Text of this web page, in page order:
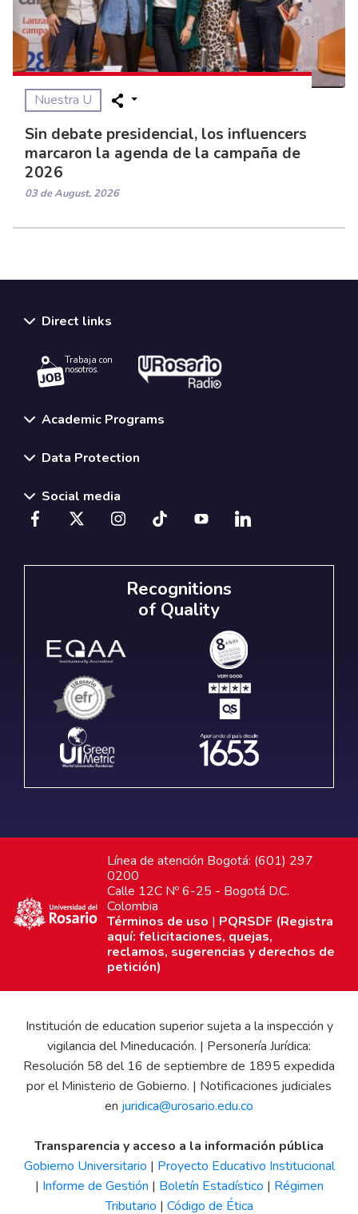
Nuestra U
Sin debate presidencial, los influencers
marcaron la agenda de la campaña de
2026
03 de August, 2026
Direct links
Trabaja con
nosotros.
Academic Programs
Data Protection
Social media
Recognitions
of Quality
Línea de atención Bogotá: (601) 297
0200
Calle 12C Nº 6-25 - Bogotá D.C.
Colombia
Términos de uso | PQRSDF (Registra
aquí: felicitaciones, quejas,
reclamos, sugerencias y derechos de
petición)
Institución de education superior sujeta a la inspección y
vigilancia del Mineducación. | Personería Jurídica:
Resolución 58 del 16 de septiembre de 1895 expedida
por el Ministerio de Gobierno. | Notificaciones judiciales
en juridica@urosario.edu.co
Transparencia y acceso a la información pública
Gobierno Universitario | Proyecto Educativo Institucional
| Informe de Gestión | Boletín Estadístico | Régimen
Tributario | Código de Ética